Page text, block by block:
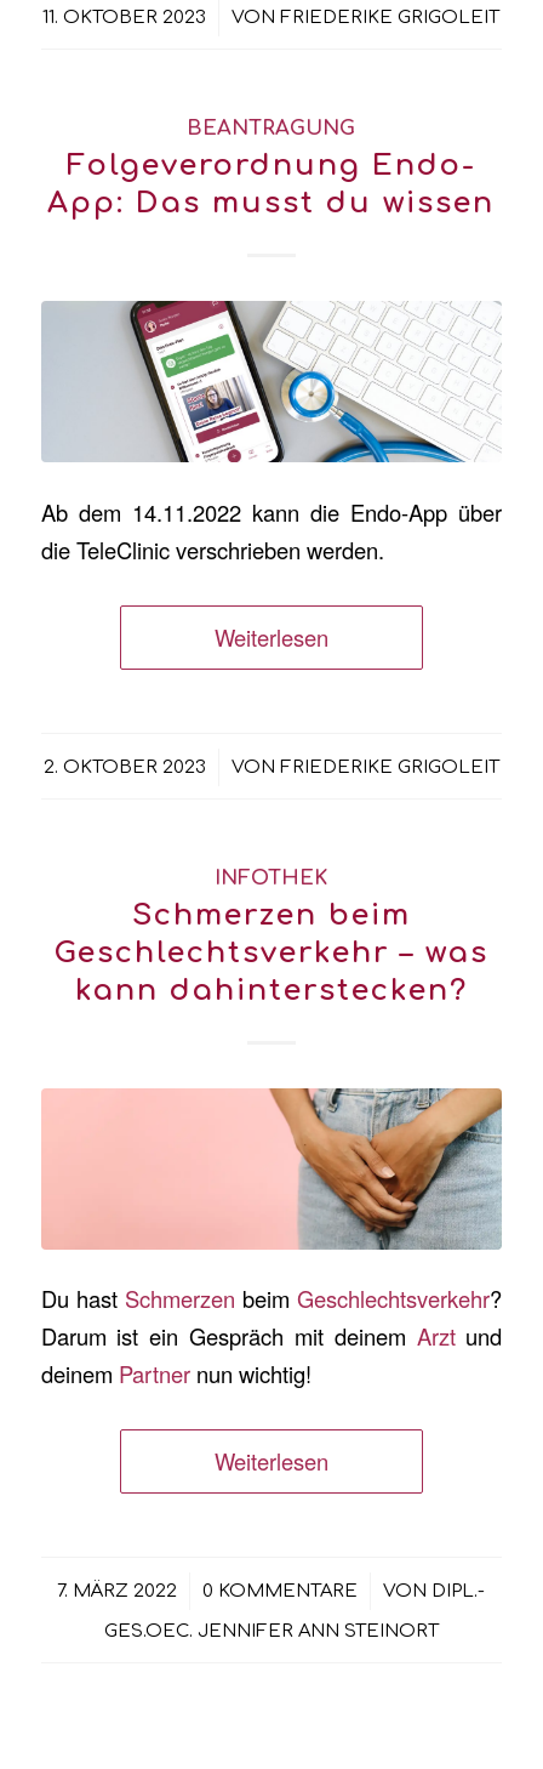
11. OKTOBER 2023
/ VON FRIEDERIKE GRIGOLEIT
BEANTRAGUNG
Folgeverordnung Endo-
App: Das musst du wissen
Ab dem 14.11.2022 kann die Endo-App über
die TeleClinic verschrieben werden.
Weiterlesen
2. OKTOBER 2023
/ VON FRIEDERIKE GRIGOLEIT
INFOTHEK
Schmerzen beim
Geschlechtsverkehr – was
kann dahinterstecken?
Du hast Schmerzen beimGeschlechtsverkehr?
Darum ist ein Gespräch mit deinem Arztund
deinem Partnernun wichtig!
Weiterlesen
7. MÄRZ 2022
/ 0 KOMMENTARE
/ VON DIPL.-
GES.OEC. JENNIFER ANN STEINORT